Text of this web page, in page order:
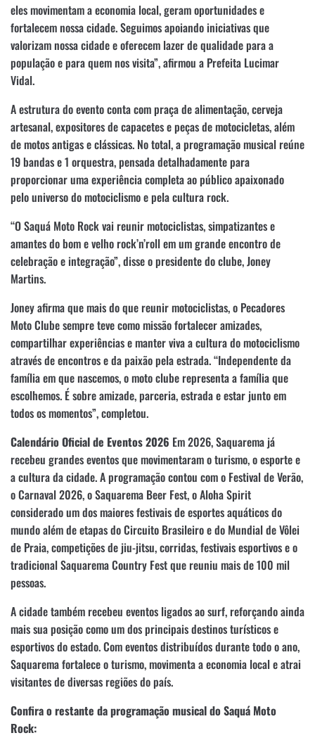
eles movimentam a economia local, geram oportunidades e
fortalecem nossa cidade. Seguimos apoiando iniciativas que
valorizam nossa cidade e oferecem lazer de qualidade para a
população e para quem nos visita”, afirmou a Prefeita Lucimar
Vidal.
A estrutura do evento conta com praça de alimentação, cerveja
artesanal, expositores de capacetes e peças de motocicletas, além
de motos antigas e clássicas. No total, a programação musical reúne
19 bandas e 1 orquestra, pensada detalhadamente para
proporcionar uma experiência completa ao público apaixonado
pelo universo do motociclismo e pela cultura rock.
“O Saquá Moto Rock vai reunir motociclistas, simpatizantes e
amantes do bom e velho rock’n’roll em um grande encontro de
celebração e integração”, disse o presidente do clube, Joney
Martins.
Joney afirma que mais do que reunir motociclistas, o Pecadores
Moto Clube sempre teve como missão fortalecer amizades,
compartilhar experiências e manter viva a cultura do motociclismo
através de encontros e da paixão pela estrada. “Independente da
família em que nascemos, o moto clube representa a família que
escolhemos. É sobre amizade, parceria, estrada e estar junto em
todos os momentos”, completou.
Calendário Oficial de Eventos 2026 Em 2026, Saquarema já
recebeu grandes eventos que movimentaram o turismo, o esporte e
a cultura da cidade. A programação contou com o Festival de Verão,
o Carnaval 2026, o Saquarema Beer Fest, o Aloha Spirit
considerado um dos maiores festivais de esportes aquáticos do
mundo além de etapas do Circuito Brasileiro e do Mundial de Vôlei
de Praia, competições de jiu-jitsu, corridas, festivais esportivos e o
tradicional Saquarema Country Fest que reuniu mais de 100 mil
pessoas.
A cidade também recebeu eventos ligados ao surf, reforçando ainda
mais sua posição como um dos principais destinos turísticos e
esportivos do estado. Com eventos distribuídos durante todo o ano,
Saquarema fortalece o turismo, movimenta a economia local e atrai
visitantes de diversas regiões do país.
Confira o restante da programação musical do Saquá Moto
Rock: